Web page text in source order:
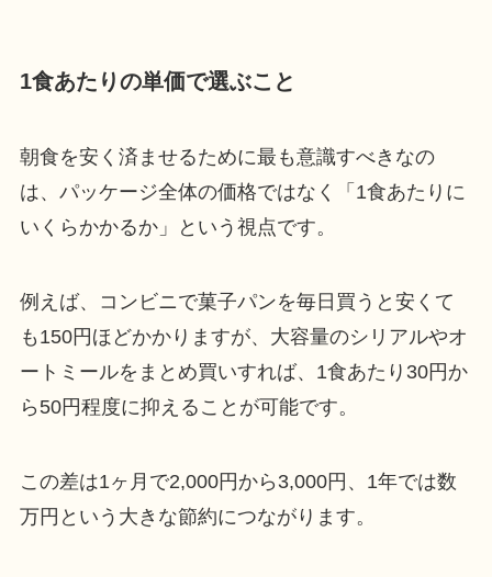
1食あたりの単価で選ぶこと
朝食を安く済ませるために最も意識すべきなの
は、パッケージ全体の価格ではなく「1食あたりに
いくらかかるか」という視点です。
例えば、コンビニで菓子パンを毎日買うと安くて
も150円ほどかかりますが、大容量のシリアルやオ
ートミールをまとめ買いすれば、1食あたり30円か
ら50円程度に抑えることが可能です。
この差は1ヶ月で2,000円から3,000円、1年では数
万円という大きな節約につながります。